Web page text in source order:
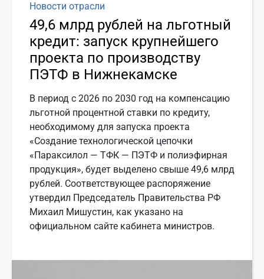
Новости отрасли
49,6 млрд рублей на льготный
кредит: запуск крупнейшего
проекта по производству
ПЭТФ в Нижнекамске
В период с 2026 по 2030 год на компенсацию
льготной процентной ставки по кредиту,
необходимому для запуска проекта
«Создание технологической цепочки
«Параксилол — ТФК — ПЭТФ и полиэфирная
продукция», будет выделено свыше 49,6 млрд
рублей. Соответствующее распоряжение
утвердил Председатель Правительства РФ
Михаил Мишустин, как указано на
официальном сайте кабинета министров.